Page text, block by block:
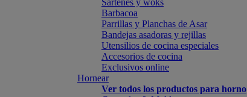
Sartenes y woks
Barbacoa
Parrillas y Planchas de Asar
Bandejas asadoras y rejillas
Utensilios de cocina especiales
Accesorios de cocina
Exclusivos online
Hornear
Ver todos los productos para horno